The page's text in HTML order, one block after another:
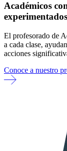
Académicos
experimentados
El profesorado de
a cada clase,
acciones
Conoce a nuestro